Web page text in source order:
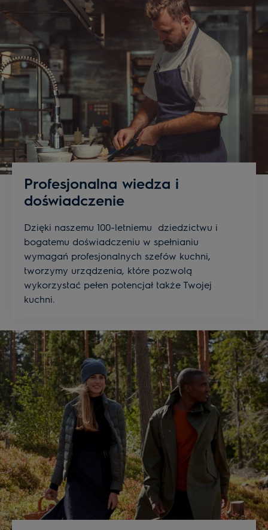
Profesjonalna wiedza i
doświadczenie
Dzięki naszemu 100-letniemu dziedzictwu i
bogatemu doświadczeniu w spełnianiu
wymagań profesjonalnych szefów kuchni,
tworzymy urządzenia, które pozwolą
wykorzystać pełen potencjał także Twojej
kuchni.